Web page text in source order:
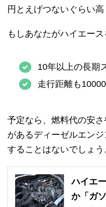
円とえげつないぐらい高
もしあなたがハイエース
10年以上の長期
走行距離も
予定なら、燃料代の安
があるディーゼルエン
することはないでしょう
ハイエ
か「ガ